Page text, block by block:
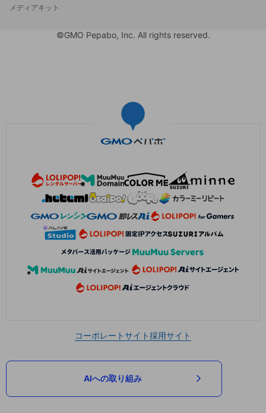
メディアキット
©GMO Pepabo, Inc. All rights reserved.
コーポレートサイト採用サイト
AIへの取り組み